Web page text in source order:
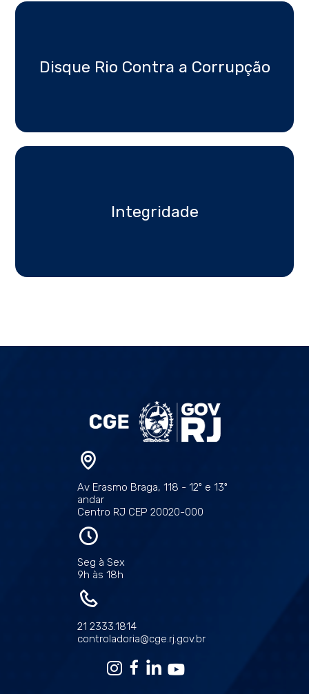
Disque Rio Contra a Corrupção
Integridade
Av Erasmo Braga, 118 - 12º e 13º
andar
Centro RJ CEP 20020-000
Seg à Sex
9h às 18h
21 2333.1814
controladoria@cge.rj.gov.br